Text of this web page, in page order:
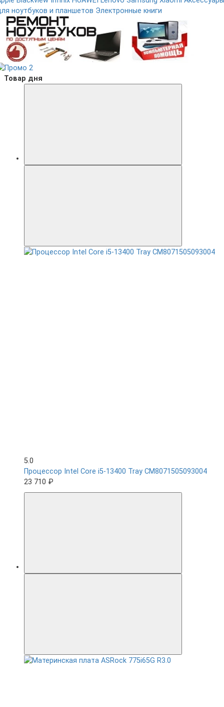
ноутбуков и планшетов Электронные книги
Товар дня
5.0
Процессор Intel Core i5-13400 Tray CM8071505093004
23 710 ₽